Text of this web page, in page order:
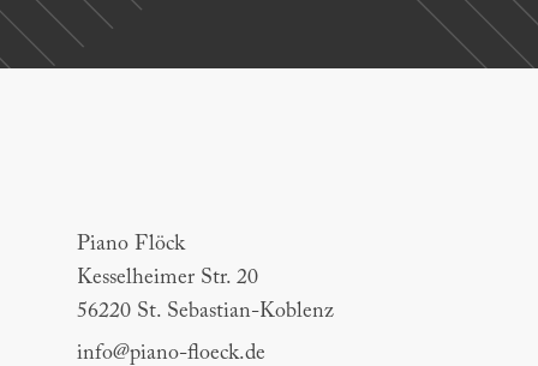
Piano Flöck
Kesselheimer Str. 20
56220 St. Sebastian-Koblenz
info@piano-floeck.de